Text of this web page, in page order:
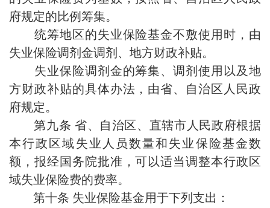
府规定的比例筹集。
统筹地区的失业保险基金不敷使用时，由
失业保险调剂金调剂、地方财政补贴。
失业保险调剂金的筹集、调剂使用以及地
方财政补贴的具体办法，由省、自治区人民政
府规定。
第九条 省、自治区、直辖市人民政府根据
本行政区域失业人员数量和失业保险基金数
额，报经国务院批准，可以适当调整本行政区
域失业保险费的费率。
第十条 失业保险基金用于下列支出：